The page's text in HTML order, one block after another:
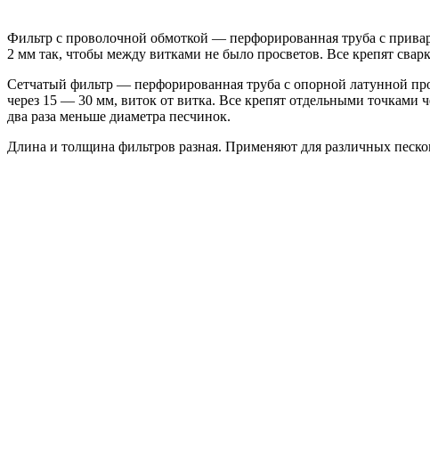
Фильтр с проволочной обмоткой — перфорированная труба с
2 мм так, чтобы между витками не было просветов. Все крепят
Сетчатый фильтр — перфорированная труба с опорной латунной
через 15 — 30 мм, виток от витка. Все крепят отдельными
два раза меньше диаметра песчинок.
Длина и толщина фильтров разная. Применяют для различных